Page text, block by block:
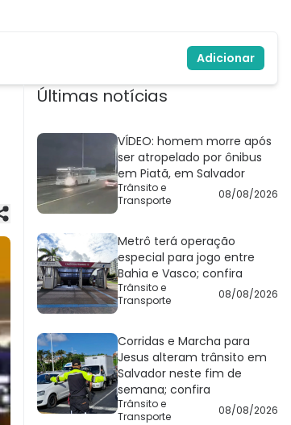
Adicionar
Últimas notícias
VÍDEO: homem morre após
ser atropelado por ônibus
em Piatã, em Salvador
Trânsito e
Transporte
08/08/2026
Metrô terá operação
especial para jogo entre
Bahia e Vasco; confira
Trânsito e
Transporte
08/08/2026
Corridas e Marcha para
Jesus alteram trânsito em
Salvador neste fim de
semana; confira
Trânsito e
Transporte
08/08/2026